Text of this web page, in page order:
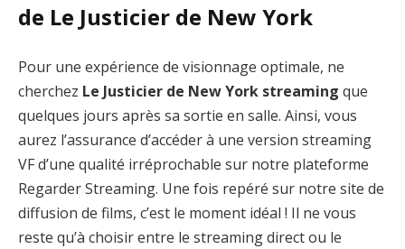
de Le Justicier de New York
Pour une expérience de visionnage optimale, ne
cherchez Le Justicier de New York streaming que
quelques jours après sa sortie en salle. Ainsi, vous
aurez l’assurance d’accéder à une version streaming
VF d’une qualité irréprochable sur notre plateforme
Regarder Streaming. Une fois repéré sur notre site de
diffusion de films, c’est le moment idéal ! Il ne vous
reste qu’à choisir entre le streaming direct ou le